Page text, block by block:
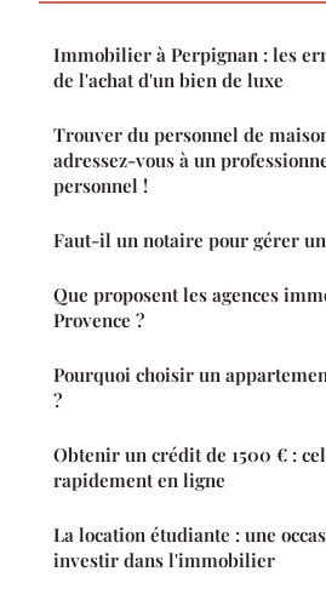
Immobilier à Perpignan : les
de l'achat d'un bien de luxe
Trouver du personnel de
adressez-vous à un
personnel !
Faut-il un notaire pour gérer
Que proposent les agences
Provence ?
Pourquoi choisir un
?
Obtenir un crédit de 1500 € :
rapidement en ligne
La location étudiante : une
investir dans l'immobilier